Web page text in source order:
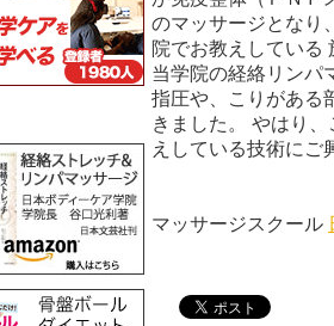
のマッサージとなり
院でお教えしている
当学院の経絡リンパ
指圧や、こりがある
きました。 やはり
えしている技術にご
阪本
マッサージスクール